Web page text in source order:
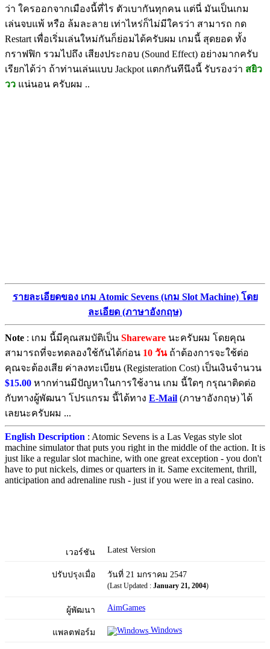
ว่า ใครออกจากเมืองนี้ที่ไร ตัวเบากันทุกคน แต่นี่ มันเป็นเกม
เล่นจบแพ้ หรือ ล้มละลาย เท่าไหร่ก็ไม่มีใครว่า สามารถ กด
Restart เพื่อเริ่มเล่นใหม่กันก็ย่อมได้ครับผม เกมนี้ สุดยอด ทั้ง
กราฟฟิก รวมไปถึง เสียงประกอบ (Sound Effect) อย่างมากครับ
เรียกได้ว่า ถ้าท่านเล่นแบบ Jackpot แตกกันทีนึงนี้ รับรองว่า สยิว
วว แน่นอน ครับผม ..
รายละเอียดของ เกม Atomic Sevens (เกม Slot Machine) โดย
ละเอียด (ภาษาอังกฤษ)
Note : เกม นี้มีคุณสมบัติเป็น Shareware นะครับผม โดยคุณ
สามารถที่จะทดลองใช้กันได้ก่อน 10 วันถ้าต้องการจะใช้ต่อ
คุณจะต้องเสีย ค่าลงทะเบียน (Registeration Cost) เป็นเงินจำนวน
$15.00 หากท่านมีปัญหาในการใช้งาน เกม นี้ใดๆ กรุณาติดต่อ
กับทางผู้พัฒนา โปรแกรม นี้ได้ทาง E-Mail (ภาษาอังกฤษ) ได้
เลยนะครับผม ...
English Description : Atomic Sevens is a Las Vegas style slot
machine simulator that puts you right in the middle of the action. It is
just like a regular slot machine, with one great exception - you don't
have to put nickels, dimes or quarters in it. Same excitement, thrill,
anticipation and adrenaline rush - just if you were in a real casino.
เวอร์ชัน Latest Version
ปรับปรุงเมื่อ วันที่ 21 มกราคม 2547
(Last Updated : January 21, 2004)
ผู้พัฒนา AimGames
แพลตฟอร์ม Windows